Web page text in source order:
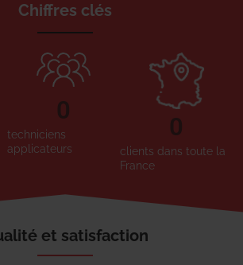
Chiffres clés
techniciens
applicateurs
0
clients dans toute la
France
0
et satisfaction